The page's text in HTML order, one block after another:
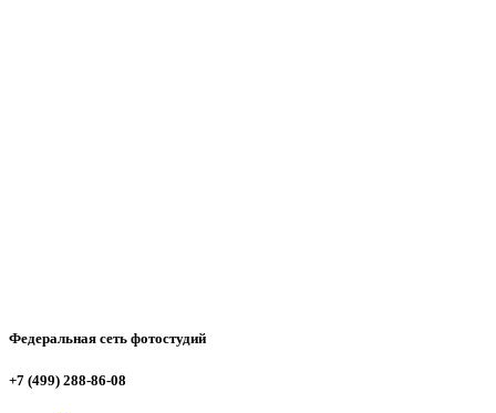
Федеральная сеть фотостудий
+7 (499) 288-86-08